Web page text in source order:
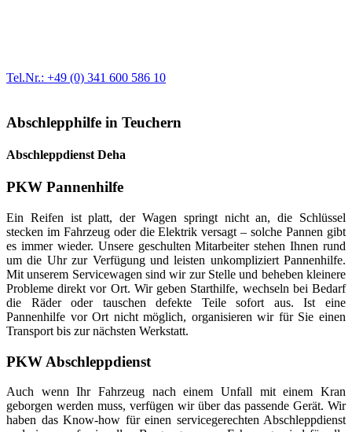
Tel.Nr.: +49 (0) 341 600 586 10
Abschlepphilfe in Teuchern
Abschleppdienst Deha
PKW Pannenhilfe
Ein Reifen ist platt, der Wagen springt nicht an, die Schlüssel
stecken im Fahrzeug oder die Elektrik versagt – solche Pannen gibt
es immer wieder. Unsere geschulten Mitarbeiter stehen Ihnen rund
um die Uhr zur Verfügung und leisten unkompliziert Pannenhilfe.
Mit unserem Servicewagen sind wir zur Stelle und beheben kleinere
Probleme direkt vor Ort. Wir geben Starthilfe, wechseln bei Bedarf
die Räder oder tauschen defekte Teile sofort aus. Ist eine
Pannenhilfe vor Ort nicht möglich, organisieren wir für Sie einen
Transport bis zur nächsten Werkstatt.
PKW Abschleppdienst
Auch wenn Ihr Fahrzeug nach einem Unfall mit einem Kran
geborgen werden muss, verfügen wir über das passende Gerät. Wir
haben das Know-how für einen servicegerechten Abschleppdienst